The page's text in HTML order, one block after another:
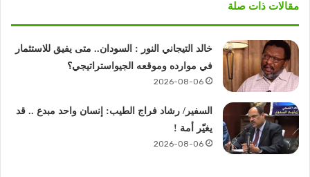
مقالات ذات صلة
خالد التيجاني النور : السودان.. متى يفيق للاستثمار
في موارده وموقعه الجيواستراتيجي؟
2026-08-06
السفير/ رشاد فراج الطيب: إنسان واحد مبدع .. قد
يغيّر أمة !
2026-08-06